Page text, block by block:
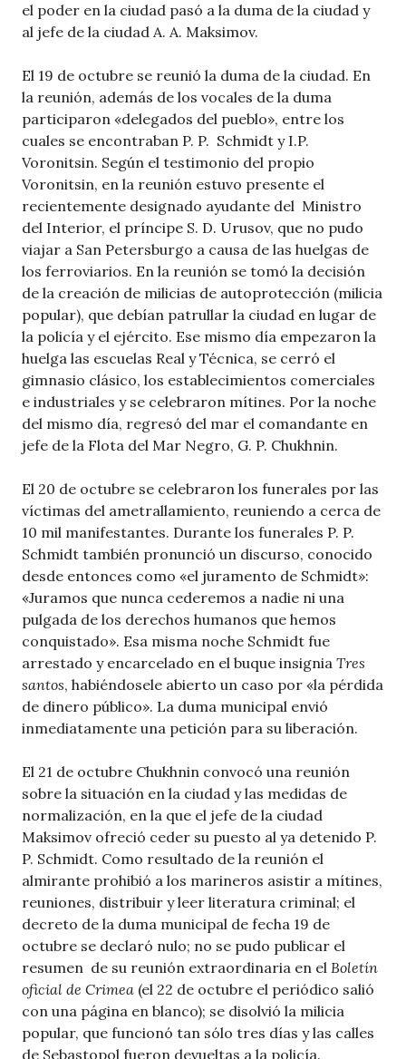
el poder en la ciudad pasó a la duma de la ciudad y
al jefe de la ciudad A. A. Maksimov.
El 19 de octubre se reunió la duma de la ciudad. En
la reunión, además de los vocales de la duma
participaron «delegados del pueblo», entre los
cuales se encontraban P. P. Schmidt y I.P.
Voronitsin. Según el testimonio del propio
Voronitsin, en la reunión estuvo presente el
recientemente designado ayudante del Ministro
del Interior, el príncipe S. D. Urusov, que no pudo
viajar a San Petersburgo a causa de las huelgas de
los ferroviarios. En la reunión se tomó la decisión
de la creación de milicias de autoprotección (milicia
popular), que debían patrullar la ciudad en lugar de
la policía y el ejército. Ese mismo día empezaron la
huelga las escuelas Real y Técnica, se cerró el
gimnasio clásico, los establecimientos comerciales
e industriales y se celebraron mítines. Por la noche
del mismo día, regresó del mar el comandante en
jefe de la Flota del Mar Negro, G. P. Chukhnin.
El 20 de octubre se celebraron los funerales por las
víctimas del ametrallamiento, reuniendo a cerca de
10 mil manifestantes. Durante los funerales P. P.
Schmidt también pronunció un discurso, conocido
desde entonces como «el juramento de Schmidt»:
«Juramos que nunca cederemos a nadie ni una
pulgada de los derechos humanos que hemos
conquistado». Esa misma noche Schmidt fue
arrestado y encarcelado en el buque insignia Tres
santos, habiéndosele abierto un caso por «la pérdida
de dinero público». La duma municipal envió
inmediatamente una petición para su liberación.
El 21 de octubre Chukhnin convocó una reunión
sobre la situación en la ciudad y las medidas de
normalización, en la que el jefe de la ciudad
Maksimov ofreció ceder su puesto al ya detenido P.
P. Schmidt. Como resultado de la reunión el
almirante prohibió a los marineros asistir a mítines,
reuniones, distribuir y leer literatura criminal; el
decreto de la duma municipal de fecha 19 de
octubre se declaró nulo; no se pudo publicar el
resumen de su reunión extraordinaria en el Boletín
oficial de Crimea (el 22 de octubre el periódico salió
con una página en blanco); se disolvió la milicia
popular, que funcionó tan sólo tres días y las calles
de Sebastopol fueron devueltas a la policía.